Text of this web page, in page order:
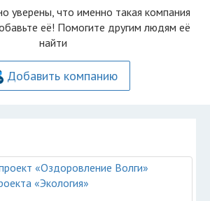
уверены, что именно такая компания
её! Помогите другим людям её
найти
Добавить компанию